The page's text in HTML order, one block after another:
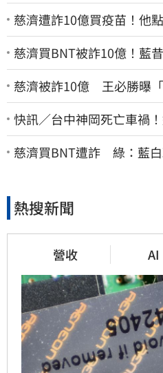
慈濟遭詐10億買疫苗！他
慈濟買BNT被詐10億！藍
慈濟被詐10億 王必勝曝「
快訊／台中神岡死亡車禍
下半身輾碎慘死路口
慈濟買BNT遭詐 綠：藍
熱搜新聞
營收 AI